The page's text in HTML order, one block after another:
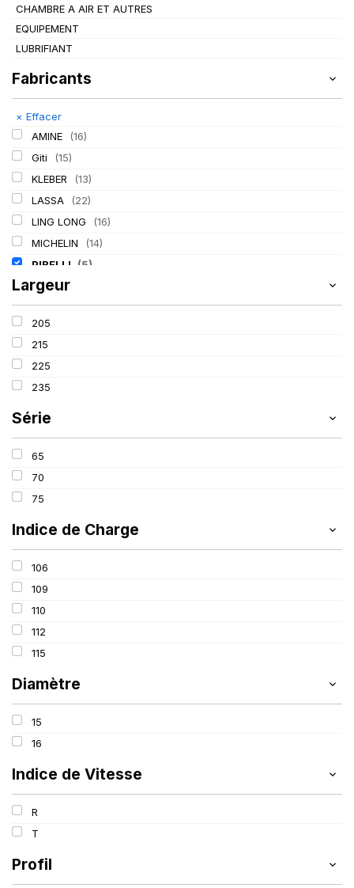
CHAMBRE A AIR ET AUTRES
EQUIPEMENT
LUBRIFIANT
Fabricants
× Effacer
AMINE
(16)
Giti
(15)
KLEBER
(13)
LASSA
(22)
LING LONG
(16)
MICHELIN
(14)
PIRELLI
(5)
TIGAR (2)
Largeur
205
215
225
235
Série
65
70
75
Indice de Charge
106
109
110
112
115
Diamètre
15
16
Indice de Vitesse
R
T
Profil